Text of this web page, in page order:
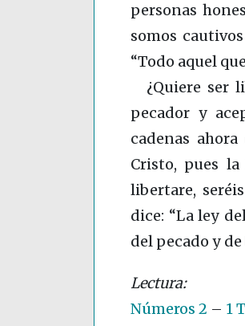
personas
somos
“Todo aquel
¿Quiere ser
pecador y
cadenas
Cristo, pues
libertare,
dice: “La ley
del pecado y
Números 2 – 1